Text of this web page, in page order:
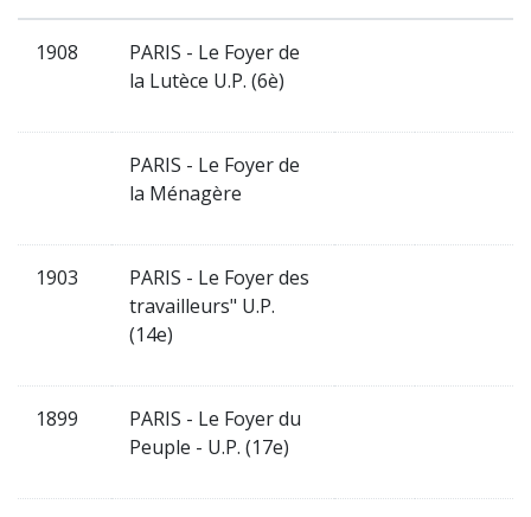
1908
PARIS - Le Foyer de
la Lutèce U.P. (6è)
PARIS - Le Foyer de
la Ménagère
1903
PARIS - Le Foyer des
travailleurs" U.P.
(14e)
1899
PARIS - Le Foyer du
Peuple - U.P. (17e)